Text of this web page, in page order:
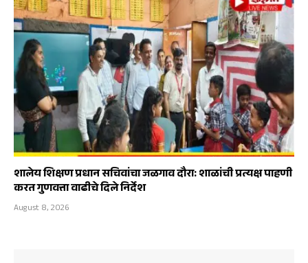
शालेय शिक्षण प्रधान सचिवांचा जळगाव दौरा: शाळांची प्रत्यक्ष पाहणी
करत गुणवत्ता वाढीचे दिले निर्देश
August 8, 2026